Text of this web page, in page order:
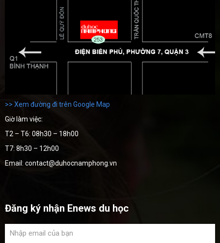
>> Xem đường đi trên Google Map
Giờ làm việc:
T2 – T6: 08h30 – 18h00
T7: 8h30 – 12h00
Email: contact@duhocnamphong.vn
Đăng ký nhận Enews du học